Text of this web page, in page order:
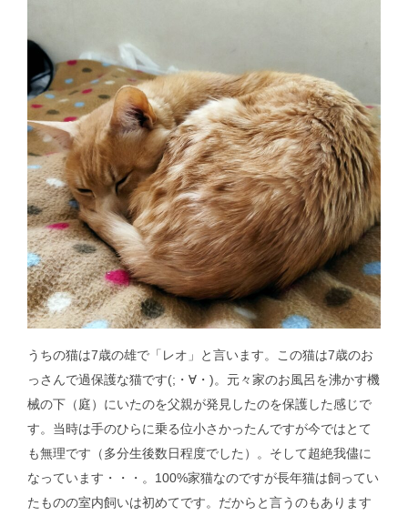
うちの猫は7歳の雄で「レオ」と言います。この猫は7歳のお
っさんで過保護な猫です(;・∀・)。元々家のお風呂を沸かす機
械の下（庭）にいたのを父親が発見したのを保護した感じで
す。当時は手のひらに乗る位小さかったんですが今ではとて
も無理です（多分生後数日程度でした）。そして超絶我儘に
なっています・・・。100%家猫なのですが長年猫は飼ってい
たものの室内飼いは初めてです。だからと言うのもあります